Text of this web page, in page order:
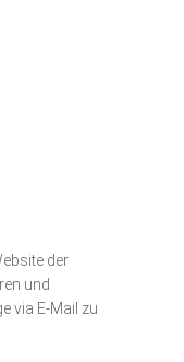
der
und
via E-Mail zu